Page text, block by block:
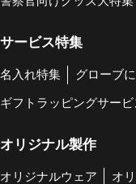
サービス特集
名入れ特集 グローブ
ギフトラッピングサービ
オリジナル製作
オリジナルウェア オ